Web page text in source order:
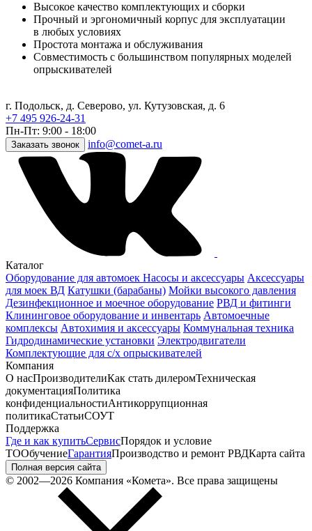
Высокое качество комплектующих и сборки
Прочный и эргономичный корпус для эксплуатации
в любых условиях
Простота монтажа и обслуживания
Совместимость с большинством популярных моделей
опрыскивателей
г. Подольск, д. Северово, ул. Кутузовская, д. 6
+7 495 926-24-31
Пн-Пт: 9:00 - 18:00
Заказать звонок info@comet-a.ru
Каталог
Оборудование для автомоек Насосы и аксессуары Аксессуары
для моек ВД Катушки (барабаны) Мойки высокого давления
Дезинфекционное и моечное оборудование РВД и фитинги
Клининговое оборудование и инвентарь Автомоечные
комплексы Автохимия и аксессуары Коммунальная техника
Гидродинамические установки Электродвигатели
Комплектующие для с/х опрыскивателей
Компания
О насПроизводителиКак стать дилеромТехническая
документацияПолитика
конфиденциальностиАнтикоррупционная
политикаСтатьиСОУТ
Поддержка
Где и как купитьСервисПорядок и условие
ТООбучениеГарантияПроизводство и ремонт РВДКарта сайта
Полная версия сайта
© 2002—2026 Компания «Комета». Все права защищены